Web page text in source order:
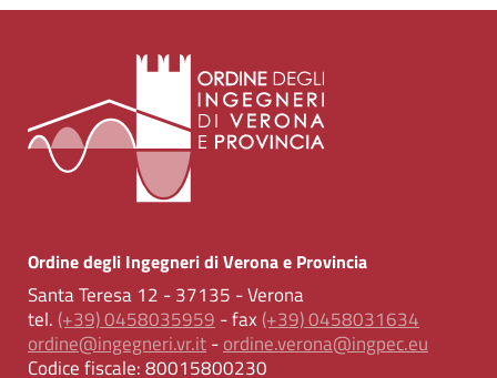
Ordine degli Ingegneri di Verona e Provincia
Santa Teresa 12 - 37135 - Verona
tel. (+39) 0458035959- fax (+39) 0458031634
ordine@ingegneri.vr.it-ordine.verona@ingpec.eu
Codice fiscale:80015800230